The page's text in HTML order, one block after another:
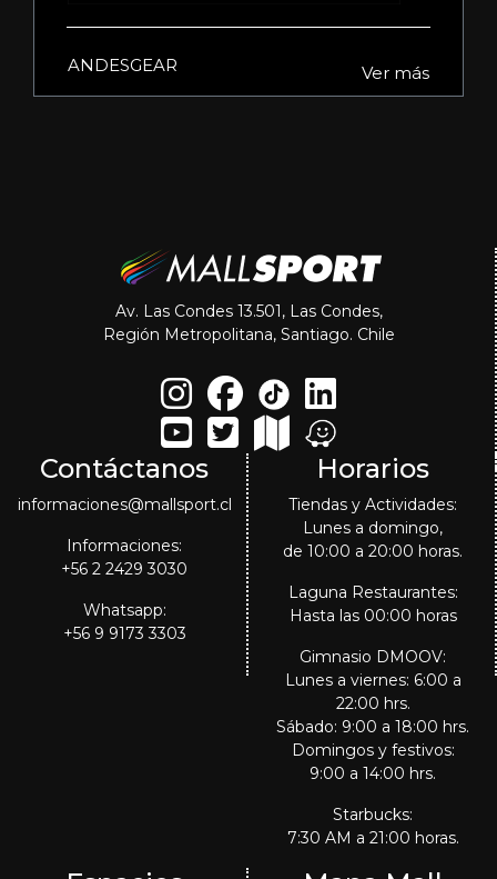
ANDESGEAR Ver más
Av. Las Condes 13.501, Las Condes,
Región Metropolitana, Santiago. Chile
Contáctanos
informaciones@mallsport.cl
Informaciones:
+56 2 2429 3030
Whatsapp:
+56 9 9173 3303
Horarios
Tiendas y Actividades:
Lunes a domingo,
de 10:00 a 20:00 horas.
Laguna Restaurantes:
Hasta las 00:00 horas
Gimnasio DMOOV:
Lunes a viernes: 6:00 a
22:00 hrs.
Sábado: 9:00 a 18:00 hrs.
Domingos y festivos:
9:00 a 14:00 hrs.
Starbucks:
7:30 AM a 21:00 horas.